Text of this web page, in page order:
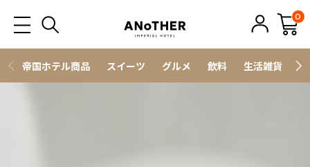
0
帝国ホテル商品 スイーツ グルメ 飲料 生活雑貨